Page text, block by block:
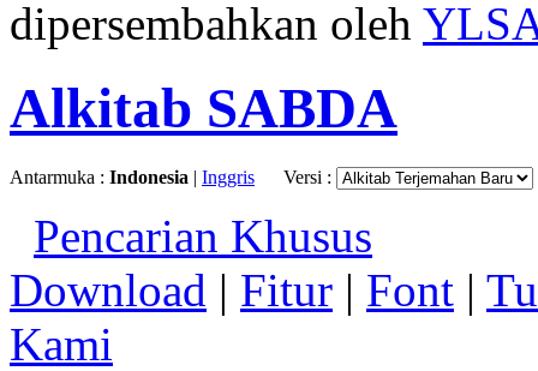
dipersembahkan oleh
Alkitab SABDA
Antarmuka : Indonesia | Inggris Versi :
Pencarian Khusus
Download | Fitur | Font |
Kami